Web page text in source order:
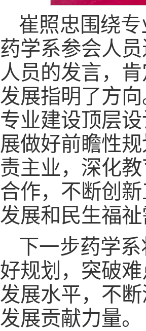
崔照忠围绕
药学系参会人
人员的发言，
发展指明了方
专业建设顶层
展做好前瞻性
责主业，深化
合作，不断创
发展和民生福祉
下一步药学
好规划，突破
发展水平，不
发展贡献力量。